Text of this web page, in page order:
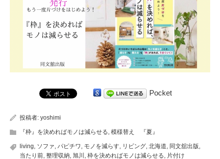
Pocket
投稿者: yoshimi
『枠』を決めればモノは減らせる, 模様替え 『夏』
living, ソファ, パピチワ, モノを減らす, リビング, 北海道, 同文舘出版,
当たり前, 整理収納, 旭川 , 枠を決めればモノは減らせる, 片付け